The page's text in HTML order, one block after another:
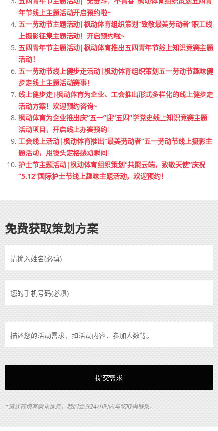
年节线上主题活动开启预约啦~
五一劳动节主题活动|枫动体育组织策划“致敬最美劳动者”职工线
上摄影征集主题活动！开启预约啦~
五四青年节主题活动|枫动体育推出五四青年节线上知识竞赛主题
活动！
五一劳动节线上健步走活动|枫动体育组织策划五一劳动节趣味健
步走线上主题活动赛事！
线上健步走|枫动体育为企业、工会推出形式多样化的线上健步走
活动方案！欢迎预约咨询~
枫动体育为企业推出庆“五一”迎“五四”学党史线上知识竞赛主题
活动项目，开启线上办赛预约！
工会线上活动|枫动体育推出“最美劳动者”五一劳动节线上摄影主
题活动，用镜头定格感动瞬间！
护士节主题活动|枫动体育组织策划“共聚云端，致敬天使”庆祝
“5.12”国际护士节线上趣味主题活动，欢迎预约！
免费获取策划方案
*请认真填写需求信息，我们会在24小时内与您取得联系。